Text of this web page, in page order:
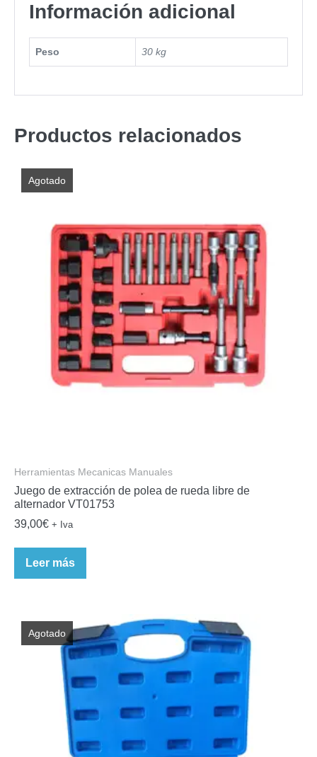
Información adicional
Peso 30 kg
Productos relacionados
Agotado
Herramientas Mecanicas Manuales
Juego de extracción de polea de rueda libre de
alternador VT01753
39,00€ + Iva
Leer más
Agotado